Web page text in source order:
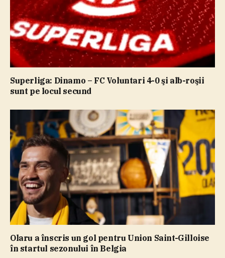
Superliga: Dinamo – FC Voluntari 4-0 şi alb-roşii
sunt pe locul secund
Olaru a înscris un gol pentru Union Saint-Gilloise
în startul sezonului în Belgia